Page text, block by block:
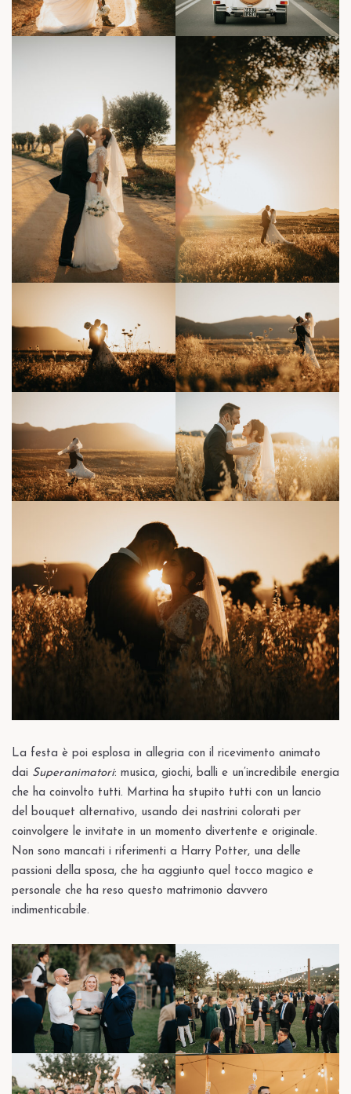
La festa è poi esplosa in allegria con il ricevimento animato
dai Superanimatori: musica, giochi, balli e un’incredibile energia
che ha coinvolto tutti. Martina ha stupito tutti con un lancio
del bouquet alternativo, usando dei nastrini colorati per
coinvolgere le invitate in un momento divertente e originale.
Non sono mancati i riferimenti a Harry Potter, una delle
passioni della sposa, che ha aggiunto quel tocco magico e
personale che ha reso questo matrimonio davvero
indimenticabile.